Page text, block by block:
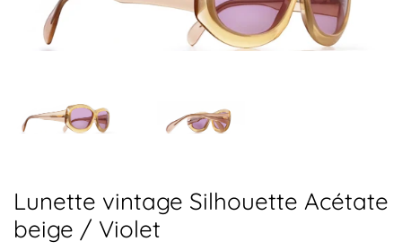
Lunette vintage Silhouette Acétate
beige / Violet